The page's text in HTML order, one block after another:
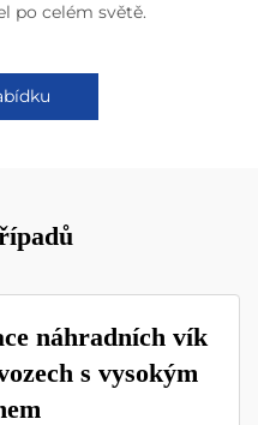
po celém světě.
náhradních vík
s vysokým